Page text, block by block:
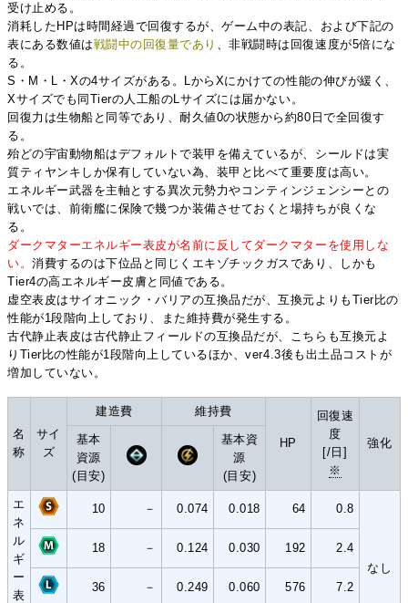
受け止める。
消耗したHPは時間経過で回復するが、ゲーム中の表記、および下記の
表にある数値は戦闘中の回復量であり 、非戦闘時は回復速度が5倍にな
る。
S・M・L・Xの4サイズがある。LからXにかけての性能の伸びが緩く、
Xサイズでも同Tierの人工船のLサイズには届かない。
回復力は生物船と同等であり、耐久値0の状態から約80日で全回復す
る。
殆どの宇宙動物船はデフォルトで装甲を備えているが、シールドは実
質ティヤンキしか保有していない為、装甲と比べて重要度は高い。
エネルギー武器を主軸とする異次元勢力やコンティンジェンシーとの
戦いでは、前衛艦に保険で幾つか装備させておくと場持ちが良くな
る。
ダークマターエネルギー表皮が名前に反してダークマターを使用しな
い。消費するのは下位品と同じくエキゾチックガスであり、しかも
Tier4の高エネルギー皮膚と同値である。
虚空表皮はサイオニック・バリアの互換品だが、互換元よりもTier比の
性能が1段階向上しており、また維持費が発生する。
古代静止表皮は古代静止フィールドの互換品だが、こちらも互換元よ
りTier比の性能が1段階向上しているほか、ver4.3後も出土品コストが
増加していない。
名
称
サイ
ズ
建造費 維持費
HP
回復速
度
[/日]
※
強化
基本
資源
(目安)
基本資
源
(目安)
エ
ネ
ル
ギ
ー
表
10 － 0.074 0.018 64 0.8
なし
18 － 0.124 0.030 192 2.4
36 － 0.249 0.060 576 7.2